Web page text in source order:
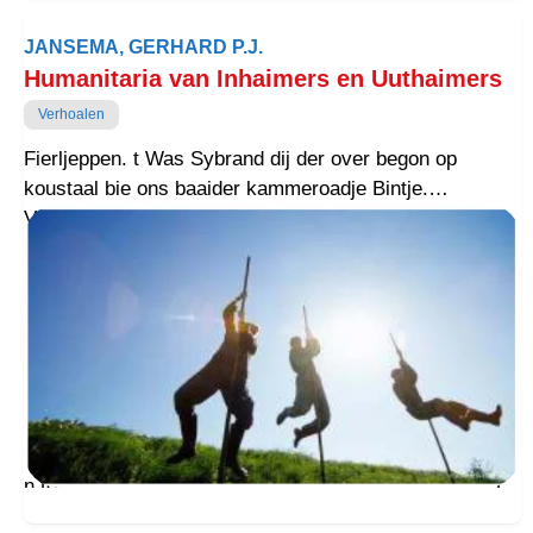
JANSEMA, GERHARD P.J.
Humanitaria van Inhaimers en Uuthaimers
Verhoalen
Fierljeppen. t Was Sybrand dij der over begon op
koustaal bie ons baaider kammeroadje Bintje.
Vraize Sybrand uut Workum was n zetje op vezide bie
zien oom Djoerd en taande Iekje in t loug. Dij wazzen
inhaimers van Vraislaand heer. De ollu van Sybrand
wazzen uuthaimers. Dij wazzen van t Grunnegerlaand
noar it Heitelân òfraaisd. Deur migroatsie kwammen wie
zodound aan t woord fierljeppen.
‘Fierljeppen?’ Bintje en ik konden hom mor min
‘begriepe’ zeden wie tegen hom.
‘Ek syl t jimme wol lere,’ zee Sybrand en wie luipen as
n toom gaanzen t gruine laand in. Bie spoorsloot wer t